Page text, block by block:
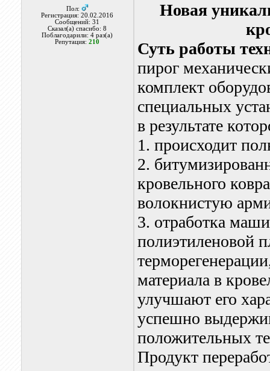
Пол:
Регистрация: 20.02.2016
Сообщений: 31
Сказал(а) спасибо: 8
Поблагодарили: 4 раз(а)
Репутация:210
Новая
Суть работы
пирог
комплект
специальных
в результате
1. происходит
2.
кровельного
волокнистую
3. отработка
полиэтиленовой
материала в
улучшают его
успешно
положительных
Продукт